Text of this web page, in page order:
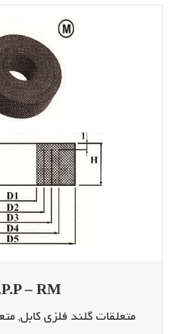
– RM
متعلقات گلند فلزی کابل,